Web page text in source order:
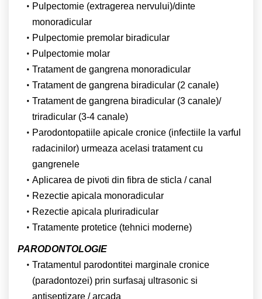
Pulpectomie (extragerea nervului)/dinte
monoradicular
Pulpectomie premolar biradicular
Pulpectomie molar
Tratament de gangrena monoradicular
Tratament de gangrena biradicular (2 canale)
Tratament de gangrena biradicular (3 canale)/
triradicular (3-4 canale)
Parodontopatiile apicale cronice (infectiile la varful
radacinilor) urmeaza acelasi tratament cu
gangrenele
Aplicarea de pivoti din fibra de sticla / canal
Rezectie apicala monoradicular
Rezectie apicala pluriradicular
Tratamente protetice (tehnici moderne)
PARODONTOLOGIE
Tratamentul parodontitei marginale cronice
(paradontozei) prin surfasaj ultrasonic si
antiseptizare / arcada